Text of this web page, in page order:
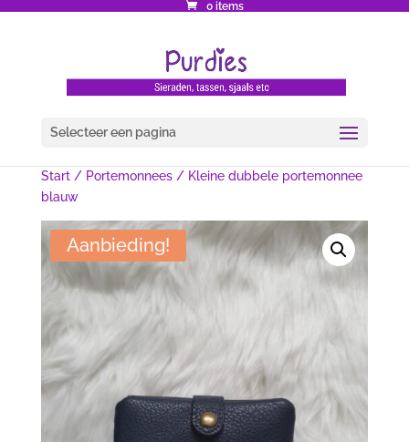
0 items
Selecteer een pagina
Start/ Portemonnees/ Kleine dubbele portemonnee
blauw
Aanbieding!